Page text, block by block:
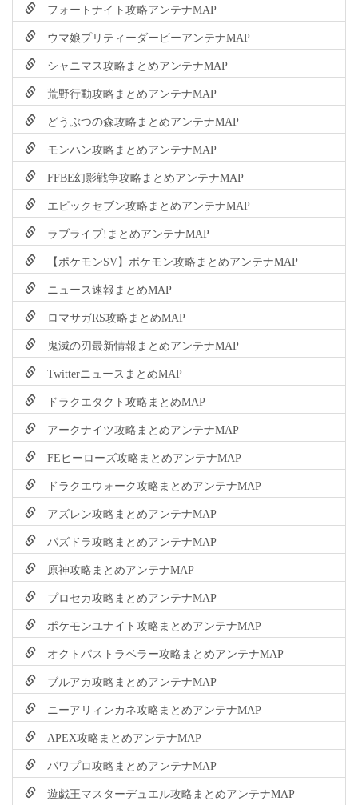
フォートナイト攻略アンテナMAP
ウマ娘プリティーダービーアンテナMAP
シャニマス攻略まとめアンテナMAP
荒野行動攻略まとめアンテナMAP
どうぶつの森攻略まとめアンテナMAP
モンハン攻略まとめアンテナMAP
FFBE幻影戦争攻略まとめアンテナMAP
エピックセブン攻略まとめアンテナMAP
ラブライブ!まとめアンテナMAP
【ポケモンSV】ポケモン攻略まとめアンテナMAP
ニュース速報まとめMAP
ロマサガRS攻略まとめMAP
鬼滅の刃最新情報まとめアンテナMAP
TwitterニュースまとめMAP
ドラクエタクト攻略まとめMAP
アークナイツ攻略まとめアンテナMAP
FEヒーローズ攻略まとめアンテナMAP
ドラクエウォーク攻略まとめアンテナMAP
アズレン攻略まとめアンテナMAP
パズドラ攻略まとめアンテナMAP
原神攻略まとめアンテナMAP
プロセカ攻略まとめアンテナMAP
ポケモンユナイト攻略まとめアンテナMAP
オクトパストラベラー攻略まとめアンテナMAP
ブルアカ攻略まとめアンテナMAP
ニーアリィンカネ攻略まとめアンテナMAP
APEX攻略まとめアンテナMAP
パワプロ攻略まとめアンテナMAP
遊戯王マスターデュエル攻略まとめアンテナMAP